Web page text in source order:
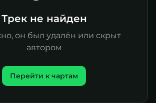
Трек не найден
он был удалён или скрыт
автором
Перейти к чартам